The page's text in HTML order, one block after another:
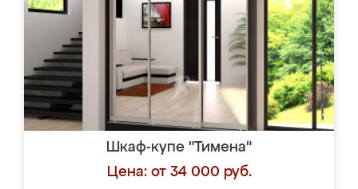
Шкаф-купе "Тимена"
Цена: от 34 000 руб.